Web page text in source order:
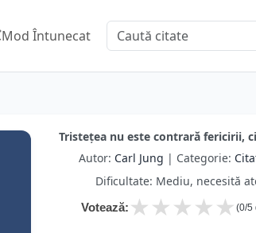
Mod Întunecat
Tristețea nu este contrară fericirii,
Autor: Carl Jung | Categorie:
Dificultate: Mediu, necesită
Votează: ★
★
★
★
★ (0/5